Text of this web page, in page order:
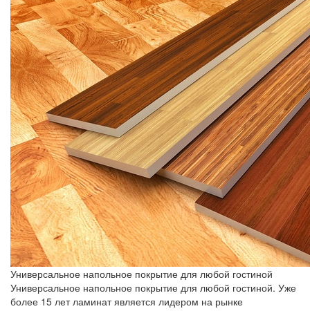
Универсальное напольное покрытие для любой гостиной
Универсальное напольное покрытие для любой гостиной. Уже
более 15 лет ламинат является лидером на рынке